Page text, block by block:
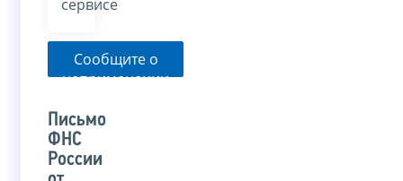
сервисе
Сообщите о
неприменении
органом
указанного
письма
Письмо
ФНС
России